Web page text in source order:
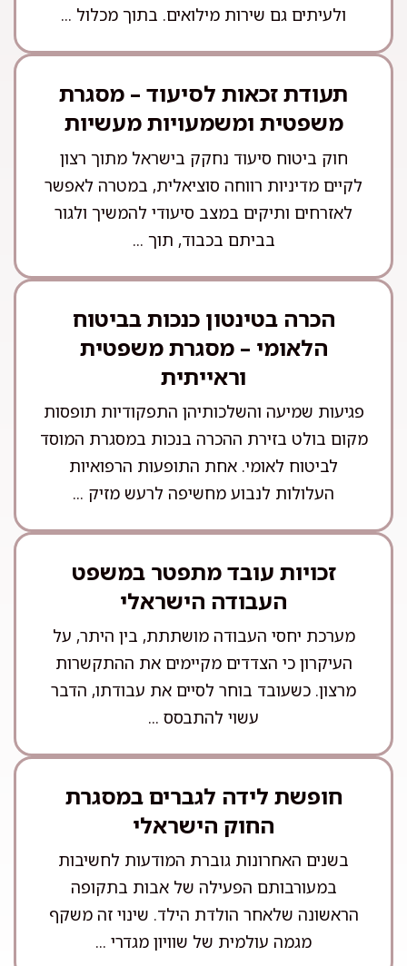
ולעיתים גם שירות מילואים. בתוך מכלול ...
תעודת זכאות לסיעוד – מסגרת
משפטית ומשמעויות מעשיות
חוק ביטוח סיעוד נחקק בישראל מתוך רצון
לקיים מדיניות רווחה סוציאלית, במטרה לאפשר
לאזרחים ותיקים במצב סיעודי להמשיך ולגור
בביתם בכבוד, תוך ...
הכרה בטינטון כנכות בביטוח
הלאומי – מסגרת משפטית
וראייתית
פגיעות שמיעה והשלכותיהן התפקודיות תופסות
מקום בולט בזירת ההכרה בנכות במסגרת המוסד
לביטוח לאומי. אחת התופעות הרפואיות
העלולות לנבוע מחשיפה לרעש מזיק ...
זכויות עובד מתפטר במשפט
העבודה הישראלי
מערכת יחסי העבודה מושתתת, בין היתר, על
העיקרון כי הצדדים מקיימים את ההתקשרות
מרצון. כשעובד בוחר לסיים את עבודתו, הדבר
עשוי להתבסס ...
חופשת לידה לגברים במסגרת
החוק הישראלי
בשנים האחרונות גוברת המודעות לחשיבות
במעורבותם הפעילה של אבות בתקופה
הראשונה שלאחר הולדת הילד. שינוי זה משקף
מגמה עולמית של שוויון מגדרי ...